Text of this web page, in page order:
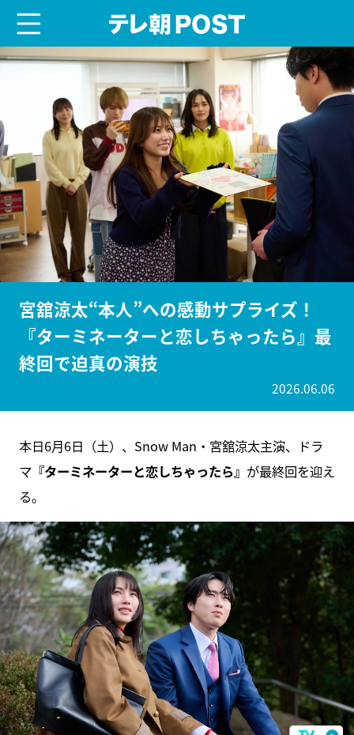
宮舘涼太“本人”への感動サプライズ！
『ターミネーターと恋しちゃったら』最
終回で迫真の演技
2026.06.06
本日6月6日（土）、Snow Man・宮舘涼太主演、ドラ
マ 『ターミネーターと恋しちゃったら』 が最終回を迎え
る。